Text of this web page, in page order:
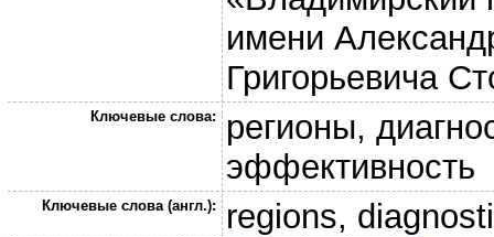
имени
Григорьевича
Ключевые слова:
регионы,
эффективность
Ключевые слова (англ.): regions,